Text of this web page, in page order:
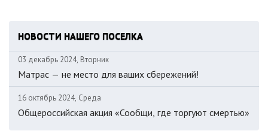
НОВОСТИ НАШЕГО ПОСЕЛКА
03 декабрь 2024, Вторник
Матрас — не место для ваших сбережений!
16 октябрь 2024, Среда
Общероссийская акция «Сообщи, где торгуют смертью»